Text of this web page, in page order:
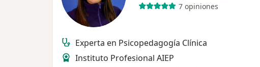
7 opiniones
Experta en Psicopedagogía Clínica
Instituto Profesional AIEP